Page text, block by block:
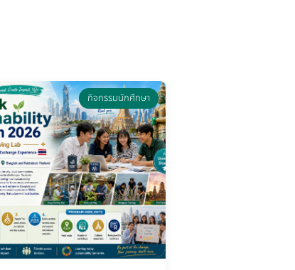
กิจกรรมนักศึกษา